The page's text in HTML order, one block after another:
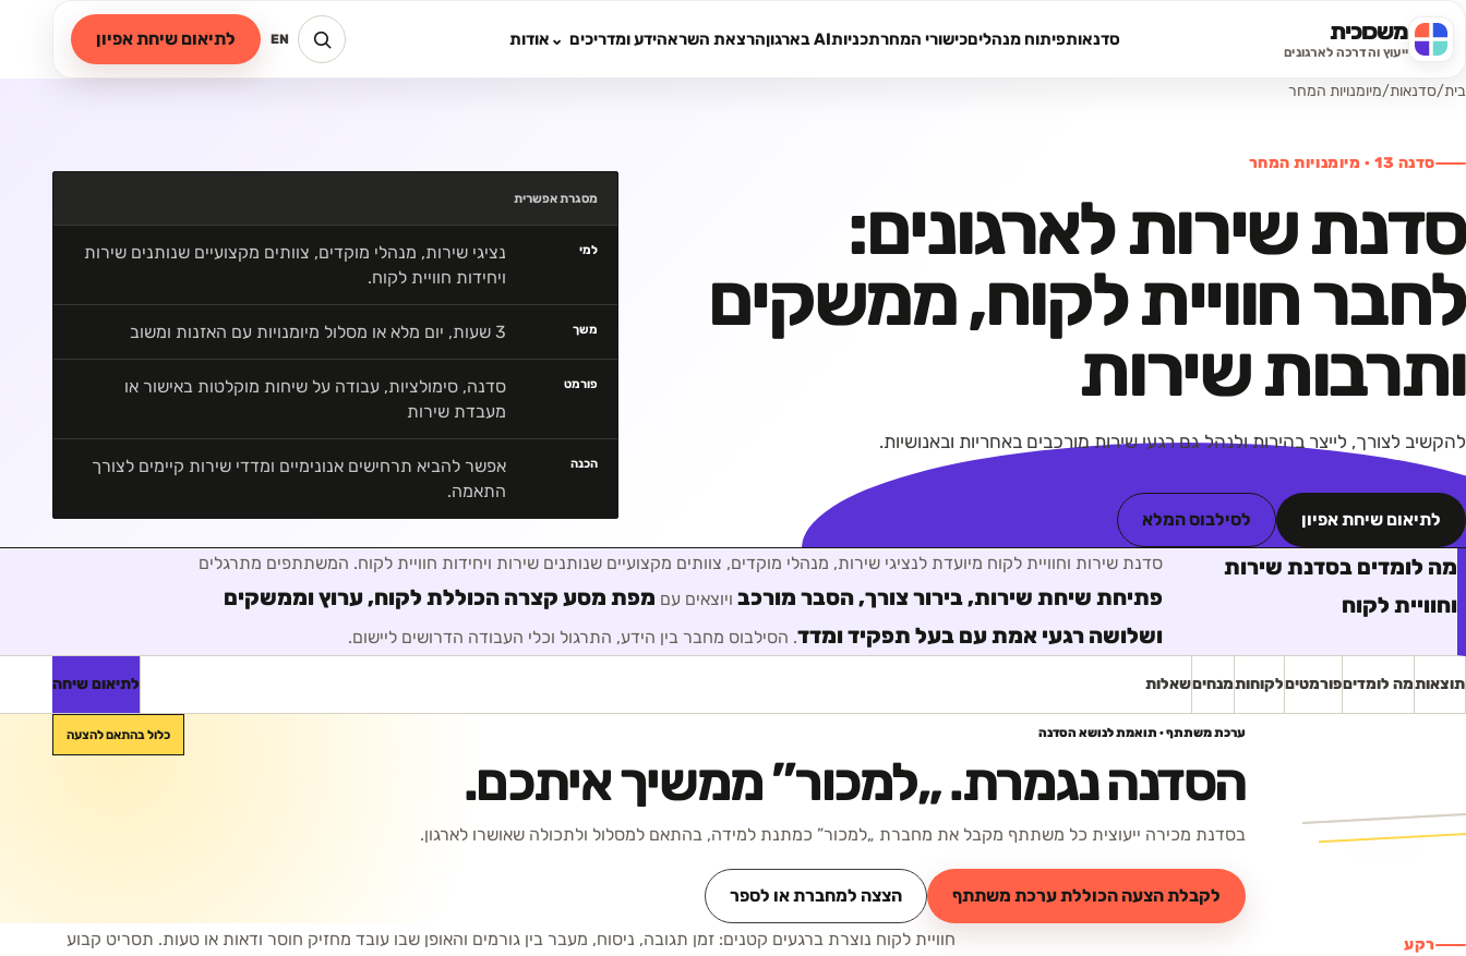
משכוכית
ייעוץ והדרכה לארגונים
סדנאותפיתוח מנהליםכישורי המחרתכניותAI בארגון הרצאת השראהידע ומדריכים אודות חיפוש באתר EN לתיאום שיחת אפיון
בית/סדנאות/מיומנויות המחר
סדנה 13
· מיומנויות המחר
סדנת שירות לארגונים:
לחבר חוויית לקוח, ממשקים
ותרבות שירות
להקשיב לצורך, לייצר בהירות ולנהל גם רגעי שירות מורכבים באחריות ובאנושיות.
לתיאום שיחת אפיון לסילבוס המלא
מסגרת אפשרית
למי
נציגי שירות, מנהלי מוקדים, צוותים מקצועיים שנותנים שירות
ויחידות חוויית לקוח.
משך 3 שעות, יום מלא או מסלול מיומנויות עם האזנות ומשוב
פורמט
סדנה, סימולציות, עבודה על שיחות מוקלטות באישור או
מעבדת שירות
הכנה
אפשר להביא תרחישים אנונימיים ומדדי שירות קיימים לצורך
התאמה.
מה לומדים בסדנת שירות
וחוויית לקוח
סדנת שירות וחוויית לקוח מיועדת לנציגי שירות, מנהלי מוקדים, צוותים מקצועיים שנותנים שירות ויחידות חוויית לקוח. המשתתפים מתרגלים
פתיחת שיחת שירות, בירור צורך, הסבר מורכבויוצאים עם מפת מסע קצרה הכוללת לקוח, ערוץ וממשקים
ושלושה רגעי אמת עם בעל תפקיד ומדד. הסילבוס מחבר בין הידע, התרגול וכלי העבודה הדרושים ליישום.
תוצאותמה לומדיםפורמטיםלקוחותמנחיםשאלות לתיאום שיחה
ערכת משתתף · תואמת לנושא הסדנה
הסדנה נגמרת. „למכור” ממשיך איתכם.
בסדנת מכירה ייעוצית כל משתתף מקבל את מחברת „למכור” כמתנת למידה, בהתאם למסלול ולתכולה שאושרו לארגון.
לקבלת הצעה הכוללת ערכת משתתף הצצה למחברת או לספר
כלול בהתאם להצעה
רקע
חוויית לקוח נוצרת ברגעים קטנים: זמן תגובה, ניסוח, מעבר בין גורמים והאופן שבו עובד מחזיק חוסר ודאות או טעות. תסריט קבוע